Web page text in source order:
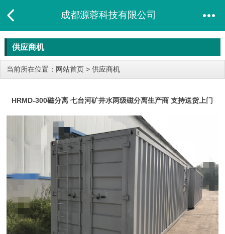
成都源蓉科技有限公司
供应商机
当前所在位置： 网站首页 > 供应商机
HRMD-300磁分离 七台河矿井水两级磁分离生产商 支持送货上门